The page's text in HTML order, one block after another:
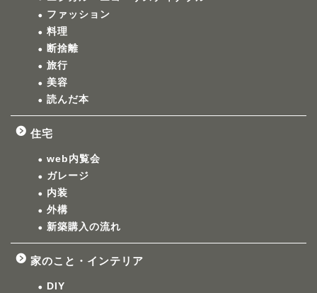
ファッション
料理
断捨離
旅行
美容
読んだ本
住宅
web内覧会
ガレージ
内装
外構
新築購入の流れ
家のこと・インテリア
DIY